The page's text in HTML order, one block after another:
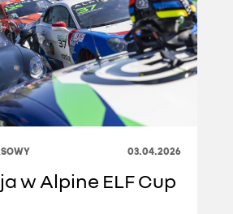
03.04.2026
w Alpine ELF Cup